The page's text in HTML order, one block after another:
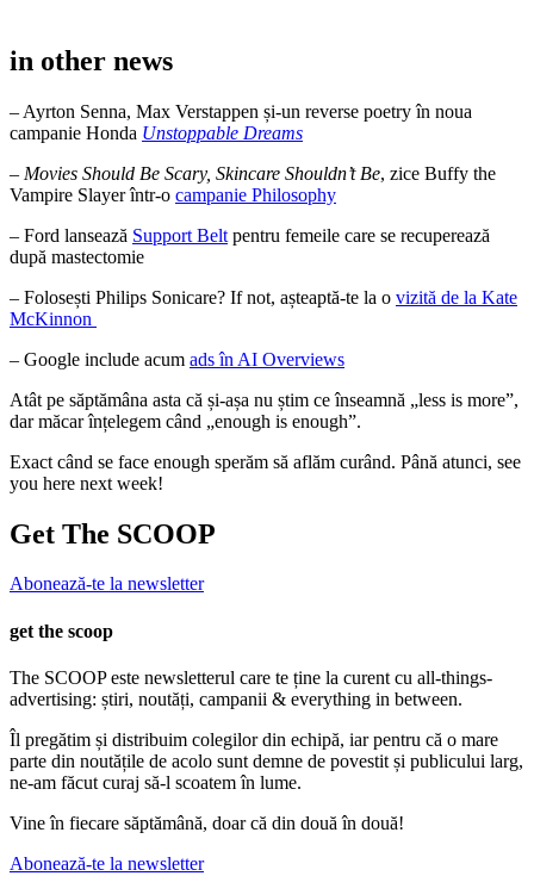
in other news
– Ayrton Senna, Max Verstappen și-un reverse poetry în noua
campanie Honda Unstoppable Dreams
– Movies Should Be Scary, Skincare Shouldn’t Be, zice Buffy the
Vampire Slayer într-o campanie Philosophy
– Ford lansează Support Belt pentru femeile care se recuperează
după mastectomie
– Folosești Philips Sonicare? If not, așteaptă-te la o vizită de la Kate
McKinnon
– Google include acum ads în AI Overviews
Atât pe săptămâna asta că și-așa nu știm ce înseamnă „less is more”,
dar măcar înțelegem când „enough is enough”.
Exact când se face enough sperăm să aflăm curând. Până atunci, see
you here next week!
Get The SCOOP
Abonează-te la newsletter
get the scoop
The SCOOP este newsletterul care te ține la curent cu all-things-
advertising: știri, noutăți, campanii & everything in between.
Îl pregătim și distribuim colegilor din echipă, iar pentru că o mare
parte din noutățile de acolo sunt demne de povestit și publicului larg,
ne-am făcut curaj să-l scoatem în lume.
Vine în fiecare săptămână, doar că din două în două!
Abonează-te la newsletter